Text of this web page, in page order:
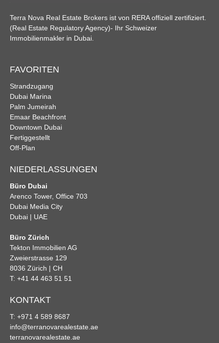
Terra Nova Real Estate Brokers ist von RERA offiziell zertifiziert.
(Real Estate Regulatory Agency)- Ihr Schweizer
Immobilienmakler in Dubai.
FAVORITEN
Strandzugang
Dubai Marina
Palm Jumeirah
Emaar Beachfront
Downtown Dubai
Fertiggestellt
Off-Plan
NIEDERLASSUNGEN
Büro Dubai
Arenco Tower, Office 703
Dubai Media City
Dubai | UAE
Büro Zürich
Tekton Immobilien AG
Zweierstrasse 129
8036 Zürich | CH
T: +41 44 463 51 51
KONTAKT
T: +971 4 589 8687
info@terranovarealestate.ae
terranovarealestate.ae